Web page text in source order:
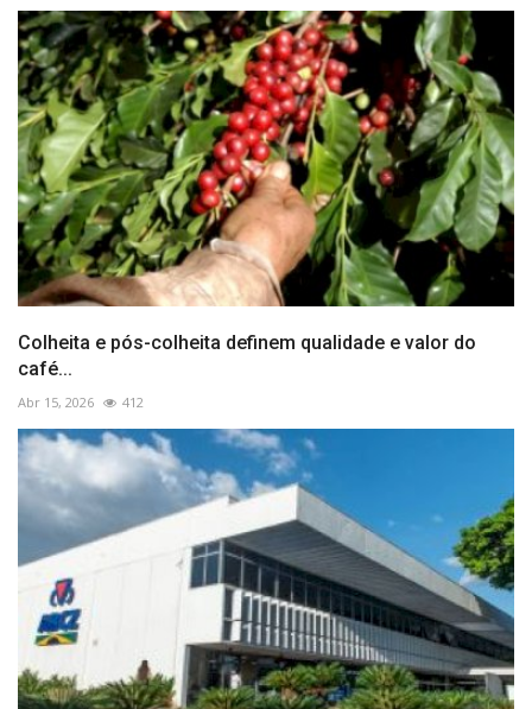
Colheita e pós-colheita definem qualidade e valor do
café...
Abr 15, 2026 412